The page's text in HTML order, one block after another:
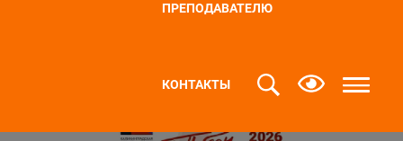
ПРЕПОДАВАТЕЛЮ
КОНТАКТЫ